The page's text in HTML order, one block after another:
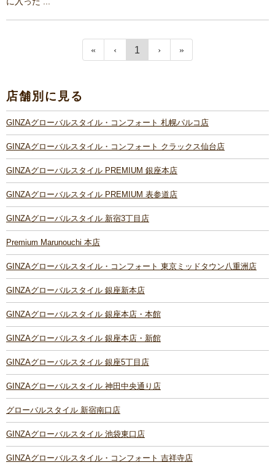
1
店舗別に見る
GINZAグローバルスタイル・コンフォート 札幌パルコ店
GINZAグローバルスタイル・コンフォート クラックス仙台店
GINZAグローバルスタイル PREMIUM 銀座本店
GINZAグローバルスタイル PREMIUM 表参道店
GINZAグローバルスタイル 新宿3丁目店
Premium Marunouchi 本店
GINZAグローバルスタイル・コンフォート 東京ミッドタウン八重洲店
GINZAグローバルスタイル 銀座新本店
GINZAグローバルスタイル 銀座本店・本館
GINZAグローバルスタイル 銀座本店・新館
GINZAグローバルスタイル 銀座5丁目店
GINZAグローバルスタイル 神田中央通り店
グローバルスタイル 新宿南口店
GINZAグローバルスタイル 池袋東口店
GINZAグローバルスタイル・コンフォート 吉祥寺店